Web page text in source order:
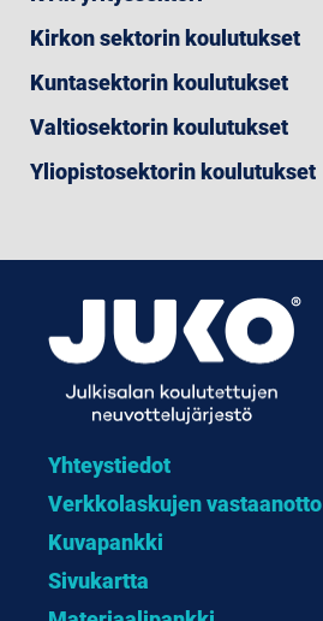
Kirkon sektorin koulutukset
Kuntasektorin koulutukset
Valtiosektorin koulutukset
Yliopistosektorin koulutukset
Yhteystiedot
Verkkolaskujen vastaanotto
Kuvapankki
Sivukartta